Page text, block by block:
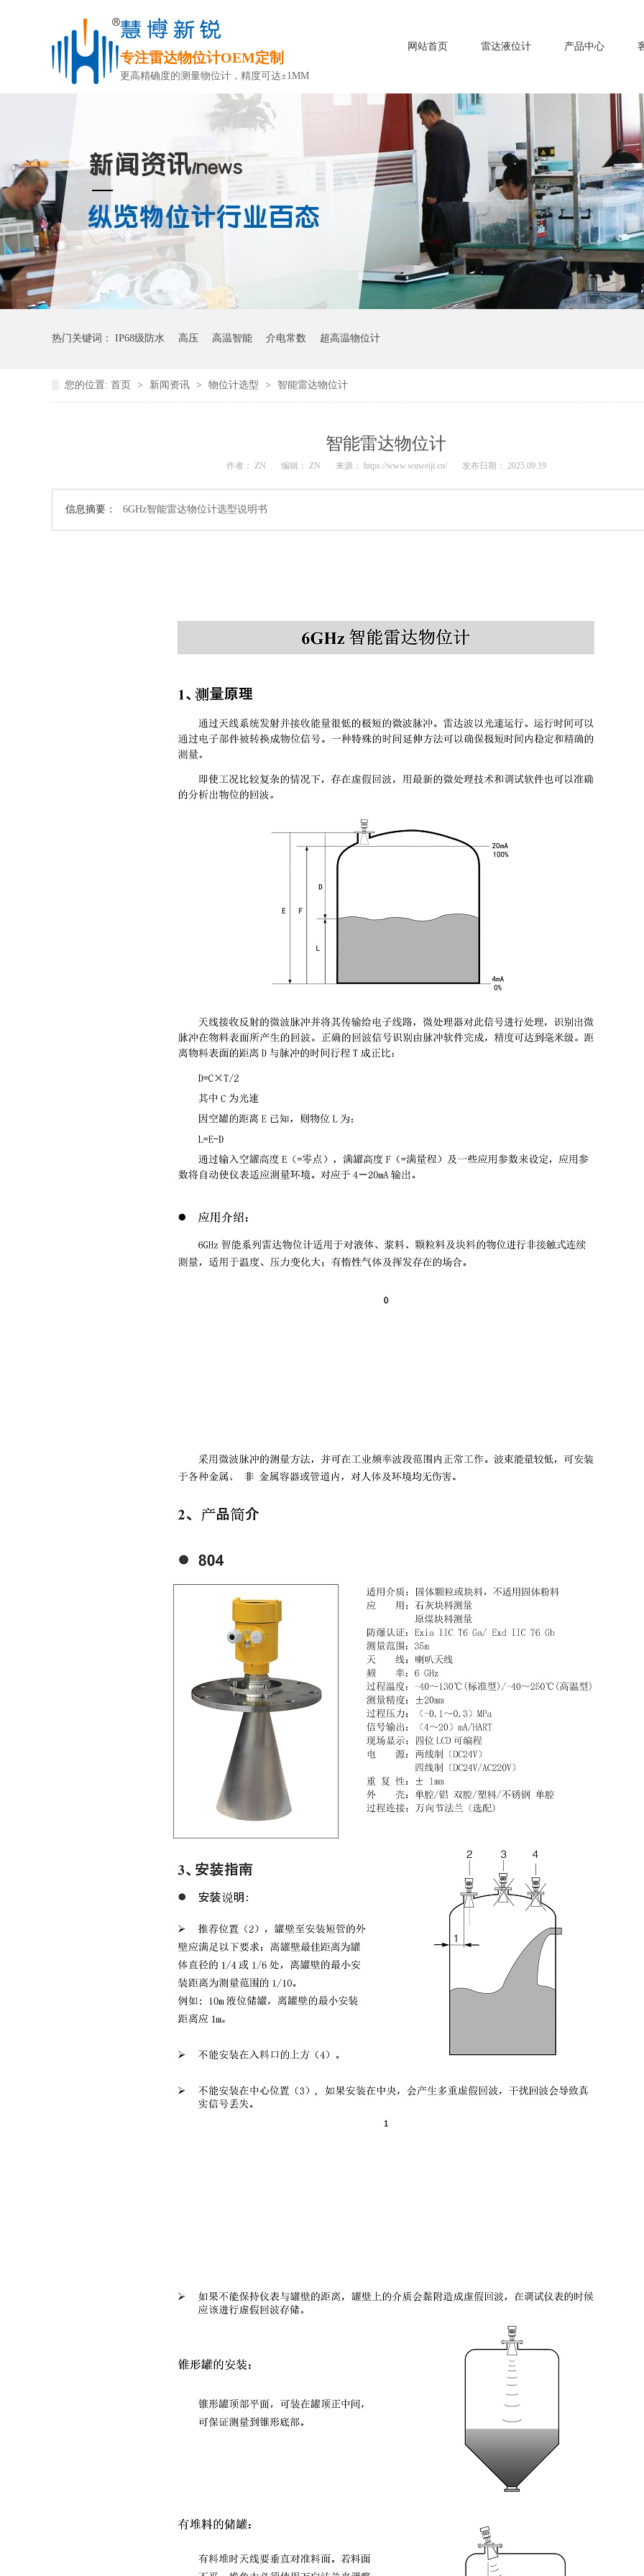
专注雷达物位计OEM定制
更高精确度的测量物位计，精度可达±1MM
网站首页 雷达液位计 产品中心
热门关键词： IP68级防水 高压 高温智能 介电常数 超高温物位计
您的位置: 首页 > 新闻资讯 > 物位计选型 > 智能雷达物位计
智能雷达物位计
作者： ZN 编辑： ZN 来源： https://www.wuweiji.cn/ 发布日期： 2025.09.19
信息摘要： 6GHz智能雷达物位计选型说明书